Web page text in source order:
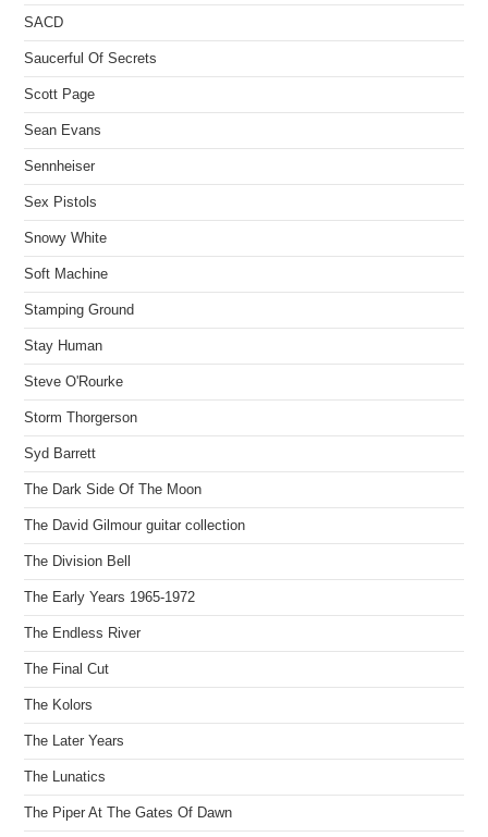
SACD
Saucerful Of Secrets
Scott Page
Sean Evans
Sennheiser
Sex Pistols
Snowy White
Soft Machine
Stamping Ground
Stay Human
Steve O'Rourke
Storm Thorgerson
Syd Barrett
The Dark Side Of The Moon
The David Gilmour guitar collection
The Division Bell
The Early Years 1965-1972
The Endless River
The Final Cut
The Kolors
The Later Years
The Lunatics
The Piper At The Gates Of Dawn